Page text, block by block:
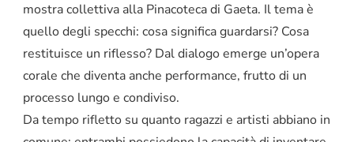
mostra collettiva alla Pinacoteca di Gaeta. Il tema è
quello degli specchi: cosa significa guardarsi? Cosa
restituisce un riflesso? Dal dialogo emerge un’opera
corale che diventa anche performance, frutto di un
processo lungo e condiviso.
Da tempo rifletto su quanto ragazzi e artisti abbiano in